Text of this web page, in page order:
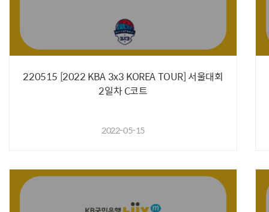
220515 [2022 KBA 3x3 KOREA TOUR] 서울대회
2일차 C코트
2022-05-15